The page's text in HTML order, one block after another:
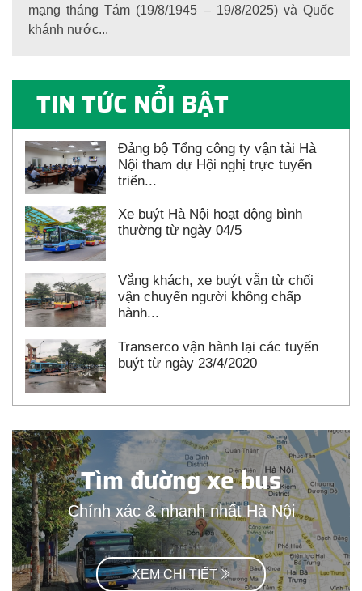
mạng tháng Tám (19/8/1945 – 19/8/2025) và Quốc
khánh nước...
TIN TỨC NỔI BẬT
Đảng bộ Tổng công ty vận tải Hà
Nội tham dự Hội nghị trực tuyến
triển...
Xe buýt Hà Nội hoạt động bình
thường từ ngày 04/5
Vắng khách, xe buýt vẫn từ chối
vận chuyển người không chấp
hành...
Transerco vận hành lại các tuyến
buýt từ ngày 23/4/2020
Tìm đường xe bus
Chính xác & nhanh nhất Hà Nội
XEM CHI TIẾT